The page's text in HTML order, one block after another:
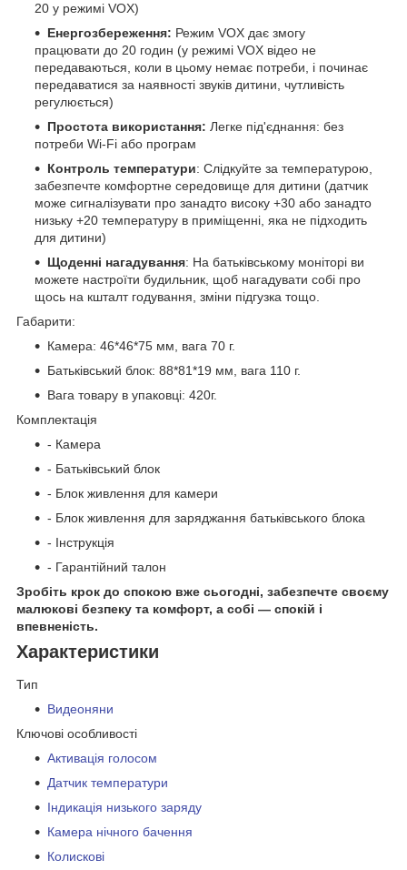
20 у режимі VOX)
Енергозбереження: Режим VOX дає змогу
працювати до 20 годин (у режимі VOX відео не
передаваються, коли в цьому немає потреби, і починає
передаватися за наявності звуків дитини, чутливість
регулюється)
Простота використання: Легке під'єднання: без
потреби Wi-Fi або програм
Контроль температури: Слідкуйте за температурою,
забезпечте комфортне середовище для дитини (датчик
може сигналізувати про занадто високу +30 або занадто
низьку +20 температуру в приміщенні, яка не підходить
для дитини)
Щоденні нагадування: На батьківському моніторі ви
можете настроїти будильник, щоб нагадувати собі про
щось на кшталт годування, зміни підгузка тощо.
Габарити:
Камера: 46*46*75 мм, вага 70 г.
Батьківський блок: 88*81*19 мм, вага 110 г.
Вага товару в упаковці: 420г.
Комплектація
- Камера
- Батьківський блок
- Блок живлення для камери
- Блок живлення для заряджання батьківського блока
- Інструкція
- Гарантійний талон
Зробіть крок до спокою вже сьогодні, забезпечте своєму
малюкові безпеку та комфорт, а собі — спокій і
впевненість.
Характеристики
Тип
Видеоняни
Ключові особливості
Активація голосом
Датчик температури
Індикація низького заряду
Камера нічного бачення
Колискові